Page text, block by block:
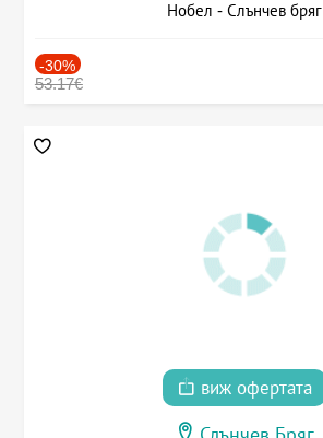
Нобел - Слънчев бряг
-30%
53.17€
виж офертата